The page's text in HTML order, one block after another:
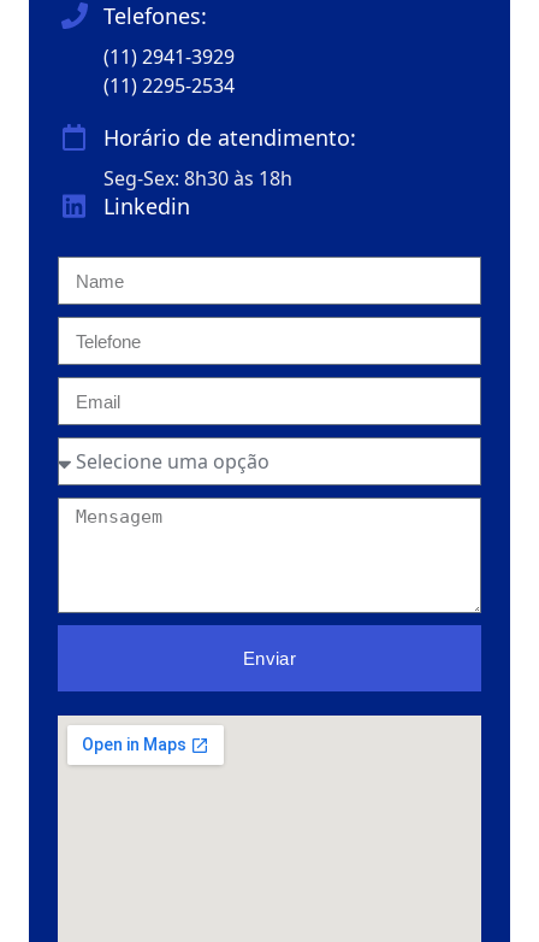
Telefones:
(11) 2941-3929
(11) 2295-2534
Horário de atendimento:
Seg-Sex: 8h30 às 18h
Linkedin
Enviar